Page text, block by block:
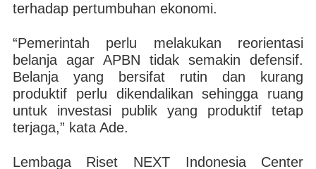
terhadap pertumbuhan ekonomi.
“Pemerintah perlu melakukan reorientasi
belanja agar APBN tidak semakin defensif.
Belanja yang bersifat rutin dan kurang
produktif perlu dikendalikan sehingga ruang
untuk investasi publik yang produktif tetap
terjaga,” kata Ade.
Lembaga Riset NEXT Indonesia Center